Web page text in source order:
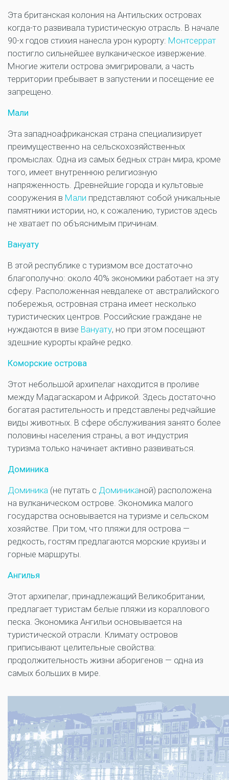
Эта британская колония на Антильских островах
когда-то развивала туристическую отрасль. В начале
90-х годов стихия нанесла урон курорту: Монтсеррат
постигло сильнейшее вулканическое извержение.
Многие жители острова эмигрировали, а часть
территории пребывает в запустении и посещение ее
запрещено.
Мали
Эта западноафриканская страна специализирует
преимущественно на сельскохозяйственных
промыслах. Одна из самых бедных стран мира, кроме
того, имеет внутреннюю религиозную
напряженность. Древнейшие города и культовые
сооружения в Мали представляют собой уникальные
памятники истории, но, к сожалению, туристов здесь
не хватает по объяснимым причинам.
Вануату
В этой республике с туризмом все достаточно
благополучно: около 40% экономики работает на эту
сферу. Расположенная невдалеке от австралийского
побережья, островная страна имеет несколько
туристических центров. Российские граждане не
нуждаются в визе Вануату, но при этом посещают
здешние курорты крайне редко.
Коморские острова
Этот небольшой архипелаг находится в проливе
между Мадагаскаром и Африкой. Здесь достаточно
богатая растительность и представлены редчайшие
виды животных. В сфере обслуживания занято более
половины населения страны, а вот индустрия
туризма только начинает активно развиваться.
Доминика
Доминика (не путать с Доминиканой) расположена
на вулканическом острове. Экономика малого
государства основывается на туризме и сельском
хозяйстве. При том, что пляжи для острова —
редкость, гостям предлагаются морские круизы и
горные маршруты.
Ангилья
Этот архипелаг, принадлежащий Великобритании,
предлагает туристам белые пляжи из кораллового
песка. Экономика Ангильи основывается на
туристической отрасли. Климату островов
приписывают целительные свойства:
продолжительность жизни аборигенов — одна из
самых больших в мире.